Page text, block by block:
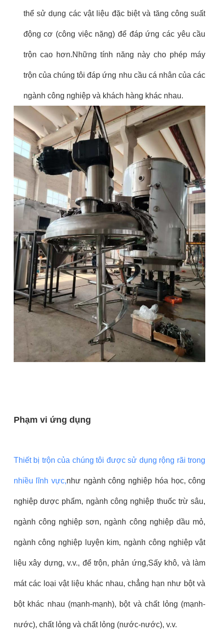
thể sử dụng các vật liệu đặc biệt và tăng công suất
động cơ (công việc nặng) để đáp ứng các yêu cầu
trộn cao hơn.Những tính năng này cho phép máy
trộn của chúng tôi đáp ứng nhu cầu cá nhân của các
ngành công nghiệp và khách hàng khác nhau.
Phạm vi ứng dụng
Thiết bị trộn của chúng tôi được sử dụng rộng rãi trong
nhiều lĩnh vực,như ngành công nghiệp hóa học, công
nghiệp dược phẩm, ngành công nghiệp thuốc trừ sâu,
ngành công nghiệp sơn, ngành công nghiệp dầu mỏ,
ngành công nghiệp luyện kim, ngành công nghiệp vật
liệu xây dựng, v.v., để trộn, phản ứng,Sấy khô, và làm
mát các loại vật liệu khác nhau, chẳng hạn như bột và
bột khác nhau (mạnh-mạnh), bột và chất lỏng (mạnh-
nước), chất lỏng và chất lỏng (nước-nước), v.v.